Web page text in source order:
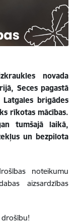
novada
Seces pagastā
brigādes
rīkotas mācības.
tumšajā laikā,
un bezpilota
noteikumu
aizsardzības
drošību!